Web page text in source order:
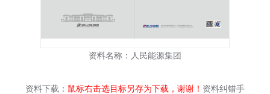
资料名称： 人民能源集团
资料下载： 鼠标右击选目标另存为下载，谢谢！ 资料纠错手